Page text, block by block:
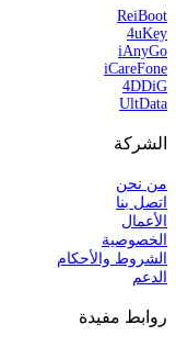
ReiBoot
4uKey
iAnyGo
iCareFone
4DDiG
UltData
الشركة
من نحن
اتصل بنا
الأعمال
الخصوصية
الشروط والأحكام
الدعم
روابط مفيدة